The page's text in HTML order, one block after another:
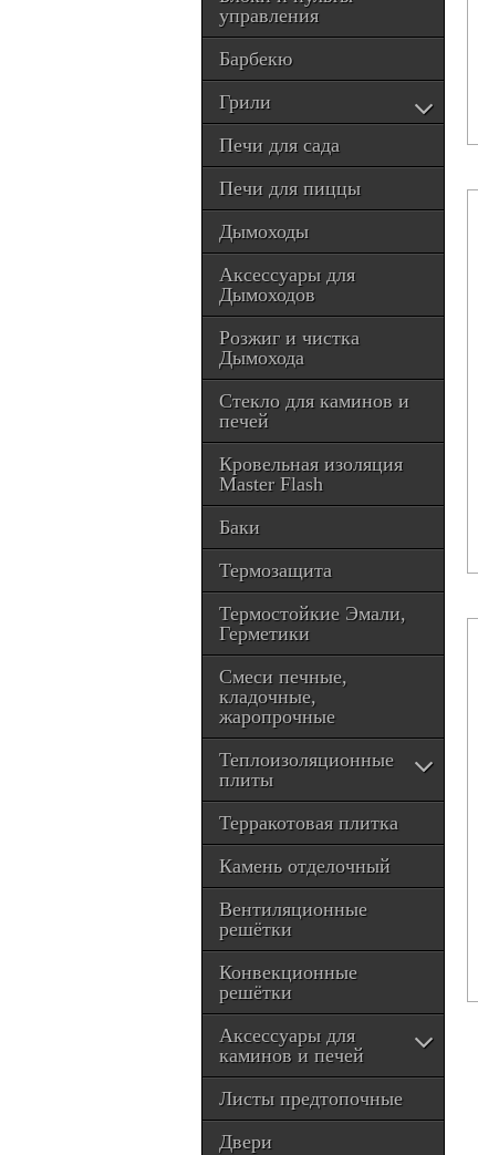
управления
Барбекю
Грили
Печи для сада
Печи для пиццы
Дымоходы
Аксессуары для
Дымоходов
Розжиг и чистка
Дымохода
Стекло для каминов и
печей
Кровельная изоляция
Master Flash
Баки
Термозащита
Термостойкие Эмали,
Герметики
Смеси печные,
кладочные,
жаропрочные
Теплоизоляционные
плиты
Терракотовая плитка
Камень отделочный
Вентиляционные
решётки
Конвекционные
решётки
Аксессуары для
каминов и печей
Листы предтопочные
Двери